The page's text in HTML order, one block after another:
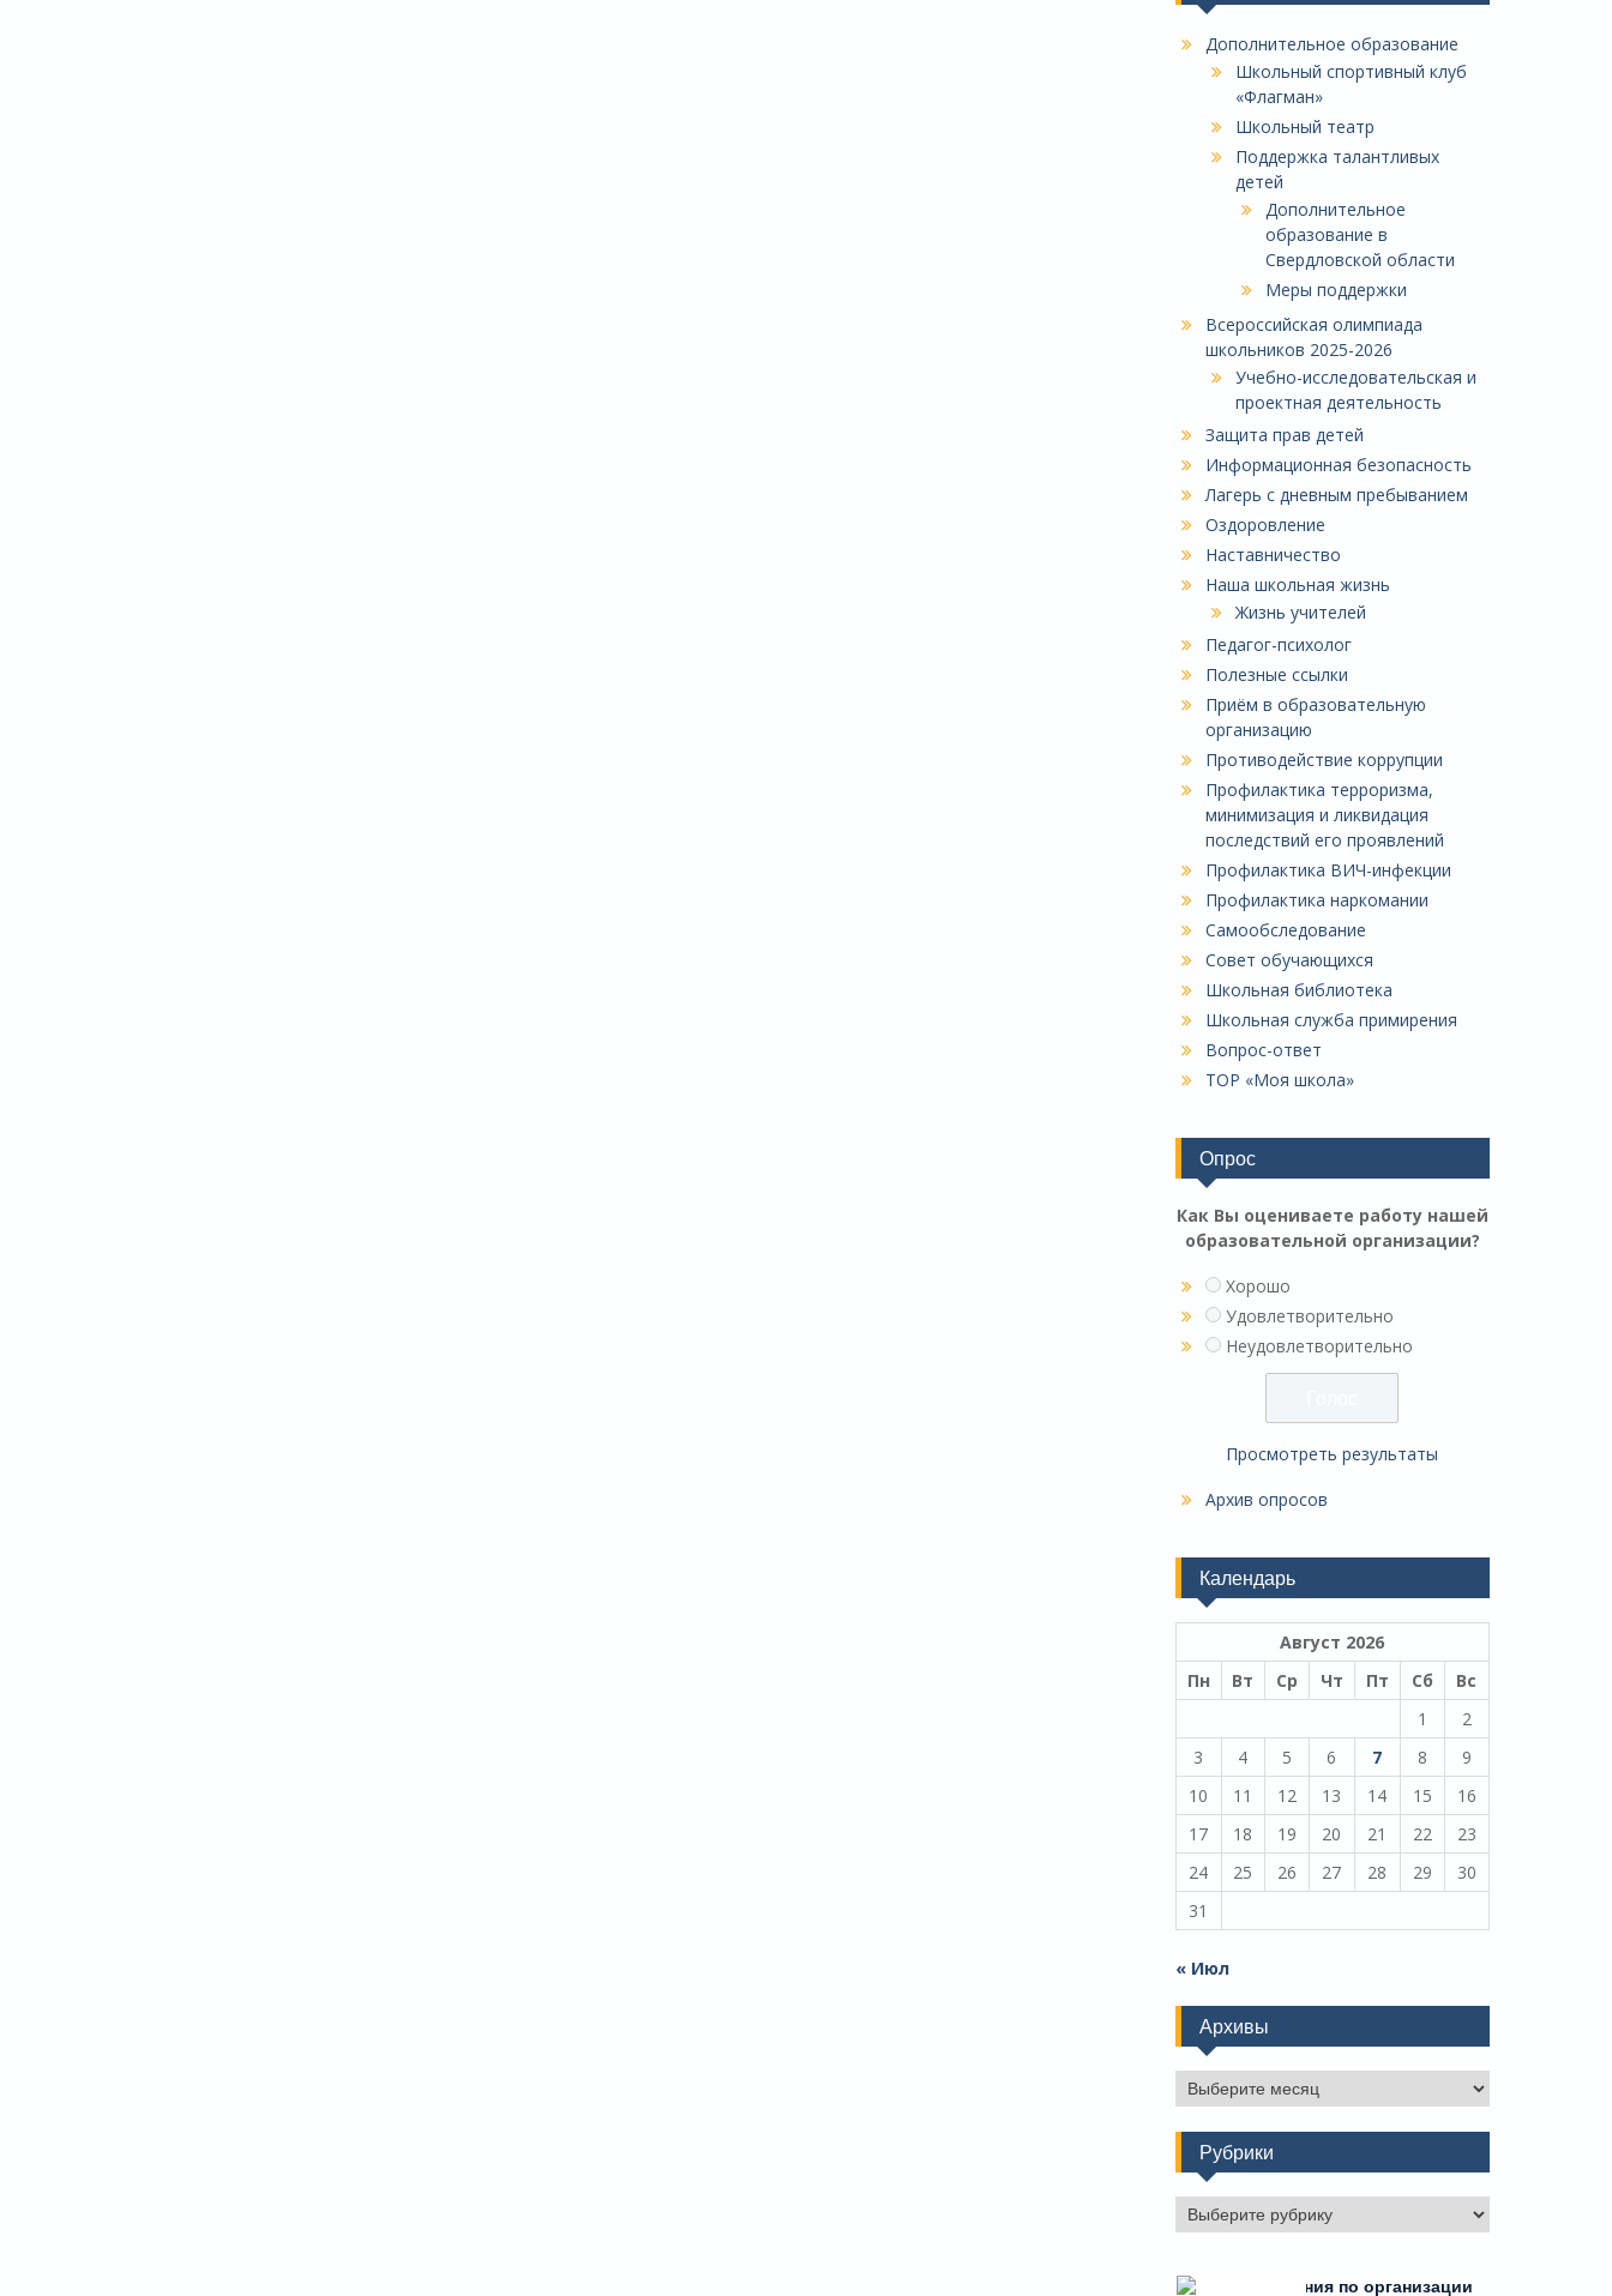
Дополнительное образование
Школьный спортивный клуб
«Флагман»
Школьный театр
Поддержка талантливых
детей
Дополнительное
образование в
Свердловской области
Меры поддержки
Всероссийская олимпиада
школьников 2025-2026
Учебно-исследовательская и
проектная деятельность
Защита прав детей
Информационная безопасность
Лагерь с дневным пребыванием
Оздоровление
Наставничество
Наша школьная жизнь
Жизнь учителей
Педагог-психолог
Полезные ссылки
Приём в образовательную
организацию
Противодействие коррупции
Профилактика терроризма,
минимизация и ликвидация
последствий его проявлений
Профилактика ВИЧ-инфекции
Профилактика наркомании
Самообследование
Совет обучающихся
Школьная библиотека
Школьная служба примирения
Вопрос-ответ
ТОР «Моя школа»
Опрос
Как Вы оцениваете работу нашей
образовательной организации?
Хорошо
Удовлетворительно
Неудовлетворительно
Просмотреть результаты
Архив опросов
Календарь
Август 2026
Пн
Вт Ср Чт Пт Сб
Вс
1
2
3
4 5 6 7 8
9
10
11 12 13 14 15
16
17
18 19 20 21 22
23
24
25 26 27 28 29
30
31
« Июл
Архивы
Архивы
Рубрики
Рубрики
Есть предложения по организации